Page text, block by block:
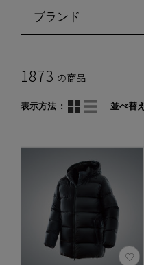
ブランド
1873 の商品
表示方法 並べ替え